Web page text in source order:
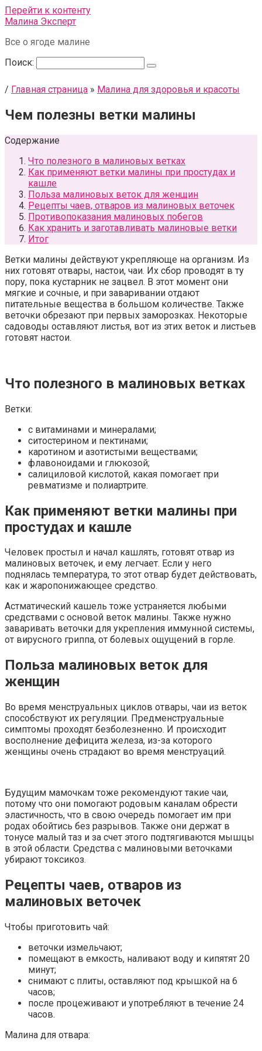
Перейти к контенту
Малина Эксперт
Все о ягоде малине
Поиск:
/ Главная страница » Малина для здоровья и красоты
Чем полезны ветки малины
Содержание
Что полезного в малиновых ветках
Как применяют ветки малины при простудах и
кашле
Польза малиновых веток для женщин
Рецепты чаев, отваров из малиновых веточек
Противопоказания малиновых побегов
Как хранить и заготавливать малиновые ветки
Итог
Ветки малины действуют укрепляюще на организм. Из
них готовят отвары, настои, чаи. Их сбор проводят в ту
пору, пока кустарник не зацвел. В этот момент они
мягкие и сочные, и при заваривании отдают
питательные вещества в большом количестве. Также
веточки обрезают при первых заморозках. Некоторые
садоводы оставляют листья, вот из этих веток и листьев
готовят настои.
Что полезного в малиновых ветках
Ветки:
с витаминами и минералами;
ситостерином и пектинами;
каротином и азотистыми веществами;
флавоноидами и глюкозой;
салициловой кислотой, какая помогает при
ревматизме и полиартрите.
Как применяют ветки малины при
простудах и кашле
Человек простыл и начал кашлять, готовят отвар из
малиновых веточек, и ему легчает. Если у него
поднялась температура, то этот отвар будет действовать,
как и жаропонижающее средство.
Астматический кашель тоже устраняется любыми
средствами с основой веток малины. Также нужно
заваривать веточки для укрепления иммунной системы,
от вирусного гриппа, от болевых ощущений в горле.
Польза малиновых веток для
женщин
Во время менструальных циклов отвары, чаи из веток
способствуют их регуляции. Предменструальные
симптомы проходят безболезненно. И происходит
восполнение дефицита железа, из-за которого
женщины очень страдают во время менструаций.
Будущим мамочкам тоже рекомендуют такие чаи,
потому что они помогают родовым каналам обрести
эластичность, что в свою очередь помогает им при
родах обойтись без разрывов. Также они держат в
тонусе малый таз и за счет этого подтягиваются мышцы
в этой области. Средства с малиновыми веточками
убирают токсикоз.
Рецепты чаев, отваров из
малиновых веточек
Чтобы приготовить чай:
веточки измельчают;
помещают в емкость, наливают воду и кипятят 20
минут;
снимают с плиты, оставляют под крышкой на 6
часов;
после процеживают и употребляют в течение 24
часов.
Малина для отвара: